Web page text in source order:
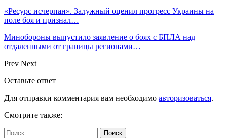
«Ресурс исчерпан». Залужный оценил прогресс Украины на
поле боя и признал…
Минобороны выпустило заявление о боях с БПЛА над
отдаленными от границы регионами…
Prev Next
Оставьте ответ
Для отправки комментария вам необходимо авторизоваться.
Смотрите также: